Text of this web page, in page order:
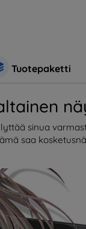
Tuotepaketti
sinua
saa